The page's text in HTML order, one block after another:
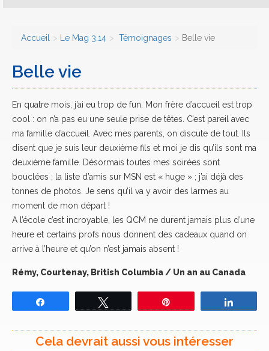
Accueil Le Mag 3.14 Témoignages Belle vie
Belle vie
En quatre mois, j’ai eu trop de fun. Mon frère d’accueil est trop
cool : on n’a pas eu une seule prise de têtes. C’est pareil avec
ma famille d’accueil. Avec mes parents, on discute de tout. Ils
disent que je suis leur deuxième fils et moi je dis qu’ils sont ma
deuxième famille. Désormais toutes mes soirées sont
bouclées ; la liste d’amis sur MSN est « huge » ; j’ai déjà des
tonnes de photos. Je sens qu’il va y avoir des larmes au
moment de mon départ !
A l’école c’est incroyable, les QCM ne durent jamais plus d’une
heure et certains profs nous donnent des cadeaux quand on
arrive à l’heure et qu’on n’est jamais absent !
Rémy, Courtenay, British Columbia / Un an au Canada
Cela devrait aussi vous intéresser